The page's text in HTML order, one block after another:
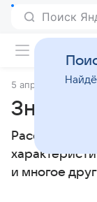
Поиск
5 апреля 2010
Расскажем,
и многое